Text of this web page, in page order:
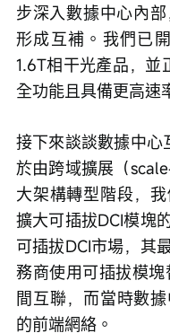
步深入數據中心內
形成互補。我們已
1.6T相干光產品，並
全功能且具備更高速
接下來談談數據中心
於由跨域擴展（
大架構轉型階段，
擴大可插拔DCI模塊
可插拔DCI市場，其
務商使用可插拔模
間互聯，而當時數
的前端網絡。